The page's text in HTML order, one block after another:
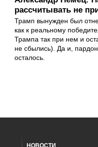
рассчитывать не
Трамп вынужден был
как к реальному
Трампа так при нем и
не сбылись). Да и,
осталось.
НОВОСТИ